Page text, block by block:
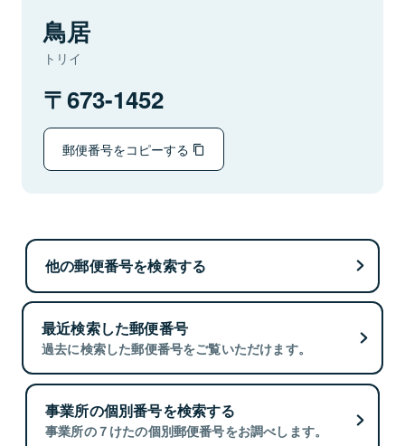
鳥居
トリイ
673-1452
郵便番号をコピーする
他の郵便番号を検索する
最近検索した郵便番号
過去に検索した郵便番号をご覧いただけます。
事業所の個別番号を検索する
事業所の７けたの個別郵便番号をお調べします。